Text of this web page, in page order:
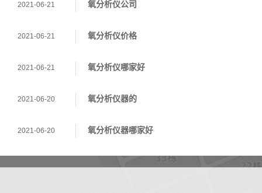
2021-06-21 氧分析仪公司
2021-06-21 氧分析仪价格
2021-06-21 氧分析仪哪家好
2021-06-20 氧分析仪器的
2021-06-20 氧分析仪器哪家好